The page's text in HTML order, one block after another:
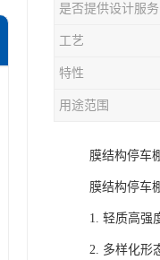
是否提供设计服务
工艺
特性
用途范围
膜结构停车
膜结构停车
1. 轻质高强
2. 多样化形